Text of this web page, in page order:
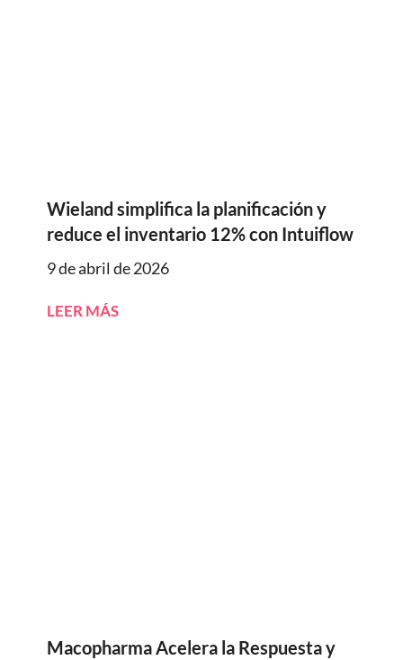
Wieland simplifica la planificación y
reduce el inventario 12% con Intuiflow
9 de abril de 2026
LEER MÁS
Macopharma Acelera la Respuesta y